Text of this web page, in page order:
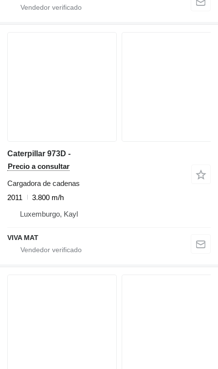
Caterpillar 973D -
Precio a consultar
Cargadora de cadenas
2011
3.800 m/h
Luxemburgo, Kayl
VIVA MAT